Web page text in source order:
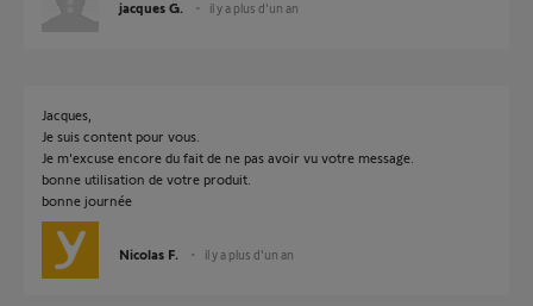
jacques G. il y a plus d'un an
Jacques,
Je suis content pour vous.
Je m'excuse encore du fait de ne pas avoir vu votre message.
bonne utilisation de votre produit.
bonne journée
Nicolas F. il y a plus d'un an